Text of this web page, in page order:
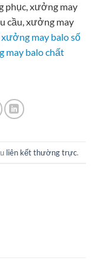
phục, xưởng may
cầu, xưởng may
xưởng may balo số
may balo chất
liên kết thường trực.